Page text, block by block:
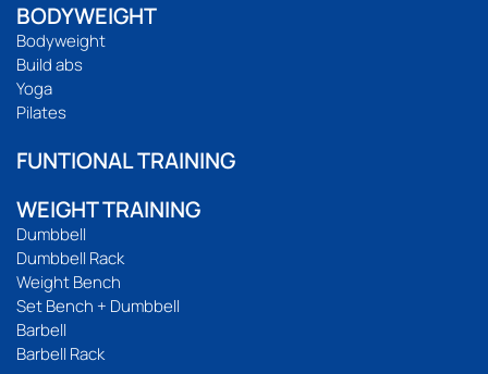
BODYWEIGHT
Bodyweight
Build abs
Yoga
Pilates
FUNTIONAL TRAINING
WEIGHT TRAINING
Dumbbell
Dumbbell Rack
Weight Bench
Set Bench + Dumbbell
Barbell
Barbell Rack